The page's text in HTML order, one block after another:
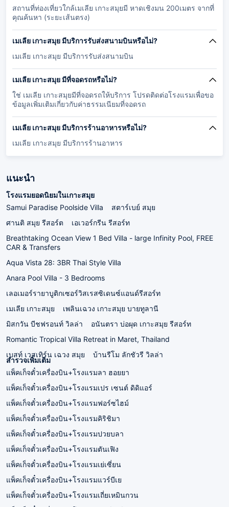
สถานที่ท่องเที่ยวใกล้เมเลีย เกาะสมุยมี หาดเชิงมน 200เมตร จากที่
คุณค้นหา (ระยะเส้นตรง)
เมเลีย เกาะสมุย มีบริการรับส่งสนามบินหรือไม่?
เมเลีย เกาะสมุย มีบริการรับส่งสนามบิน
เมเลีย เกาะสมุย มีที่จอดรถหรือไม่?
ใช่ เมเลีย เกาะสมุยมีที่จอดรถให้บริการ โปรดติดต่อโรงแรมเพื่อขอ
ข้อมูลเพิ่มเติมเกี่ยวกับค่าธรรมเนียมที่จอดรถ
เมเลีย เกาะสมุย มีบริการร้านอาหารหรือไม่?
เมเลีย เกาะสมุย มีบริการร้านอาหาร
แนะนำ
โรงแรมยอดนิยมในเกาะสมุย
Samui Paradise Poolside Villa
สตาร์เบย์ สมุย
ศานติ สมุย รีสอร์ต
เอเวอร์กรีน รีสอร์ท
Breathtaking Ocean View 1 Bed Villa - large Infinity Pool, FREE
CAR & Transfers
Aqua Vista 28: 3BR Thai Style Villa
Anara Pool Villa - 3 Bedrooms
เลอเมอร์รายาบูติกเซอร์วิสเรสซิเดนซ์แอนด์รีสอร์ท
เมเลีย เกาะสมุย
เพลินเฉวง เกาะสมุย บายทูลานี
มิสกวัน บีชฟรอนท์ วิลล่า
อนันตรา บ่อผุด เกาะสมุย รีสอร์ท
Romantic Tropical Villa Retreat in Maret, Thailand
เบสท์ เวสเทิร์น เฉวง สมุย
บ้านรีโม ลักชัวรี วิลล่า
สำรวจเพิ่มเติม
แพ็คเก็จตั๋วเครื่องบิน+โรงแรมลา ฮอยยา
แพ็คเก็จตั๋วเครื่องบิน+โรงแรมเปร เซนต์ ดิดิแอร์
แพ็คเก็จตั๋วเครื่องบิน+โรงแรมฟอร์ซไฮม์
แพ็คเก็จตั๋วเครื่องบิน+โรงแรมคิริชิมา
แพ็คเก็จตั๋วเครื่องบิน+โรงแรมปวยบลา
แพ็คเก็จตั๋วเครื่องบิน+โรงแรมตันเฟิง
แพ็คเก็จตั๋วเครื่องบิน+โรงแรมเย่เซี่ยน
แพ็คเก็จตั๋วเครื่องบิน+โรงแรมแวร์บีเย
แพ็คเก็จตั๋วเครื่องบิน+โรงแรมเถี่ยเหมินกวน